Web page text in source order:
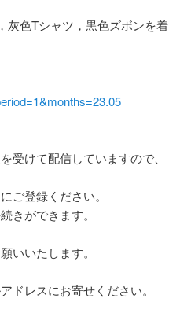
灰色Tシャツ，黒色ズボンを着
受けて配信していますので、
ご登録ください。
きができます。
いいたします。
レスにお寄せください。